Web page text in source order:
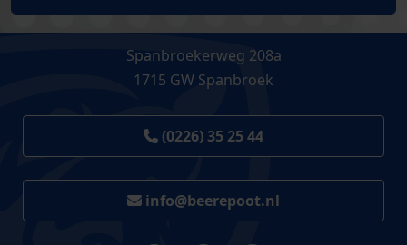
Spanbroekerweg 208a
1715 GW Spanbroek
(0226) 35 25 44
info@beerepoot.nl